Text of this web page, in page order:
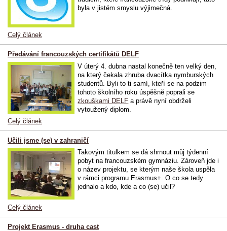
byla v jistém smyslu výjimečná.
Celý článek
Předávání francouzských certifikátů DELF
V úterý 4. dubna nastal konečně ten velký den,
na který čekala zhruba dvacítka nymburských
studentů. Byli to ti samí, kteří se na podzim
tohoto školního roku úspěšně poprali se
zkouškami DELF a právě nyní obdrželi
vytoužený diplom.
Celý článek
Učili jsme (se) v zahraničí
Takovým titulkem se dá shrnout můj týdenní
pobyt na francouzském gymnáziu. Zároveň jde i
o název projektu, se kterým naše škola uspěla
v rámci programu Erasmus+. O co se tedy
jednalo a kdo, kde a co (se) učil?
Celý článek
Projekt Erasmus - druha cast